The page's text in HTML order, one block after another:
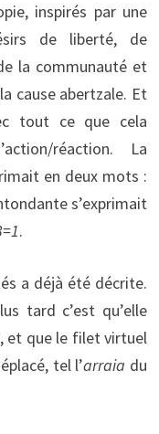
inspirés par une
de liberté, de
la communauté et
cause abertzale. Et
tout ce que cela
réaction. La
en deux mots :
s’exprimait
.
a déjà été décrite.
tard c’est qu’elle
et que le filet virtuel
tel l’arraia du